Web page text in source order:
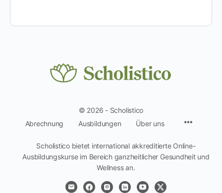
© 2026 - Scholistico
Abrechnung
Ausbildungen Über uns
Scholistico bietet international akkreditierte Online-
Ausbildungskurse im Bereich ganzheitlicher Gesundheit und
Wellness an.